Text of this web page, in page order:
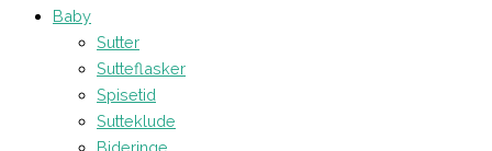
Baby
Sutter
Sutteflasker
Spisetid
Sutteklude
Bideringe